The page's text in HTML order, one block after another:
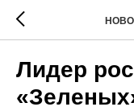
Лидер